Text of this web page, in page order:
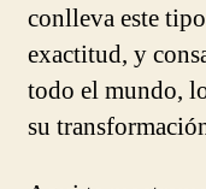
conlleva este
exactitud, y
todo el mundo,
su